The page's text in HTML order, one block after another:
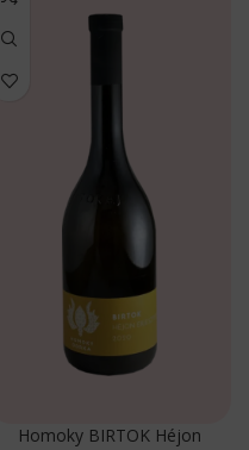
Homoky BIRTOK Héjon